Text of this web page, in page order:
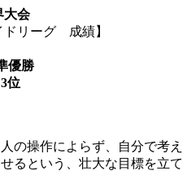
大会
ドリーグ 成績】
勝
3位
の操作によらず、自分で考
るという、壮大な目標を立